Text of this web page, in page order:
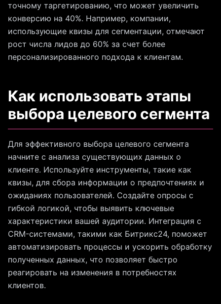
точному таргетированию, что может увеличить
конверсию на 40%. Например, компании,
использующие квизы для сегментации, отмечают
рост числа лидов до 60% за счет более
персонализированного подхода к клиентам.
Как использовать этапы
выбора целевого сегмента
Для эффективного выбора целевого сегмента
начните с анализа существующих данных о
клиенте. Используйте инструменты, такие как
квизы, для сбора информации о предпочтениях и
ожиданиях пользователей. Создайте опросы с
гибкой логикой, чтобы выявить ключевые
характеристики вашей аудитории. Интеграция с
CRM-системами, такими как Битрикс24, поможет
автоматизировать процессы и ускорить обработку
полученных данных, что позволяет быстро
реагировать на изменения в потребностях
клиентов.